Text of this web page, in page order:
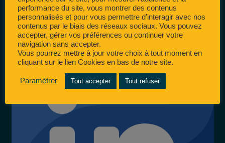
performance du site, vous montrer des contenus
personnalisés et pour vous permettre d'interagir avec nos
contenus par le biais des réseaux sociaux. Vous pouvez
accepter, gérer vos préférences ou continuer votre
navigation sans accepter.
Vous pourrez mettre à jour votre choix à tout moment en
cliquant sur le lien Cookies en bas de notre site.
Paramétrer Tout accepter Tout refuser